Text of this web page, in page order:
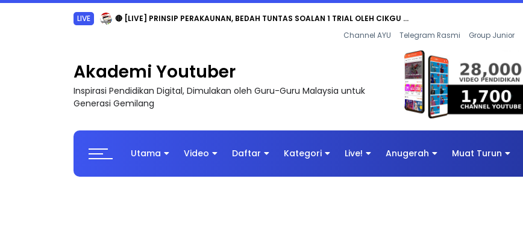
LIVE 🔴 [LIVE] PRINSIP PERAKAUNAN, BEDAH TUNTAS SOALAN 1 TRIAL OLEH CIKGU ...
Channel AYU Telegram Rasmi Group Junior
Akademi Youtuber
Inspirasi Pendidikan Digital, Dimulakan oleh Guru-Guru Malaysia untuk
Generasi Gemilang
Utama Video Daftar Kategori Live! Anugerah Muat Turun